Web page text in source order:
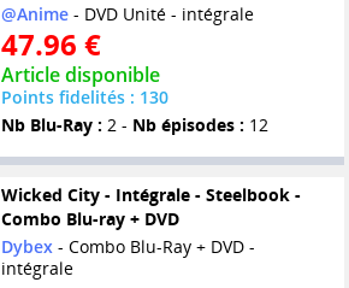
@Anime- DVD Unité - intégrale
47.96 €
Article disponible
Points fidelités : 130
Nb Blu-Ray : 2 - Nb épisodes : 12
Wicked City - Intégrale - Steelbook -
Combo Blu-ray + DVD
Dybex- Combo Blu-Ray + DVD -
intégrale